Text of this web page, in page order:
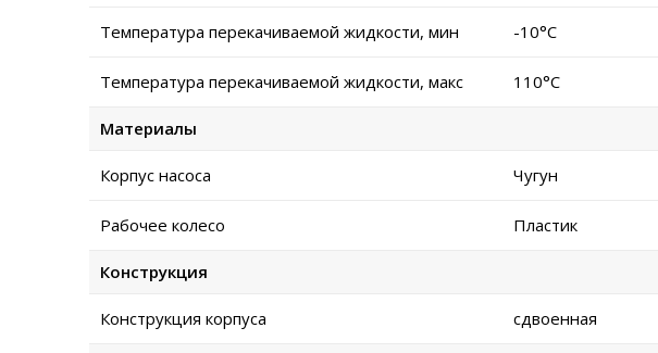
Температура перекачиваемой жидкости, мин -10°C
Температура перекачиваемой жидкости, макс 110°C
Материалы
Корпус насоса Чугун
Рабочее колесо Пластик
Конструкция
Конструкция корпуса сдвоенная